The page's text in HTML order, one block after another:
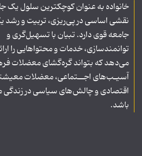
خانواده به عنوان کوچکترین سلول یک
نقشی اساسی در پی‌ریزی، تربیت و رشد
جامعه قوی دارد. تبیان با تسهیل‌گری و
توانمندسازی، خدمات و محتواهایی را
می‌دهد که بتواند گره‌گشای معضلات
آسیـب‌های اجــتماعی، معضلات
اقتصادی و چالش‌های سیاسی در زندگی
باشد.